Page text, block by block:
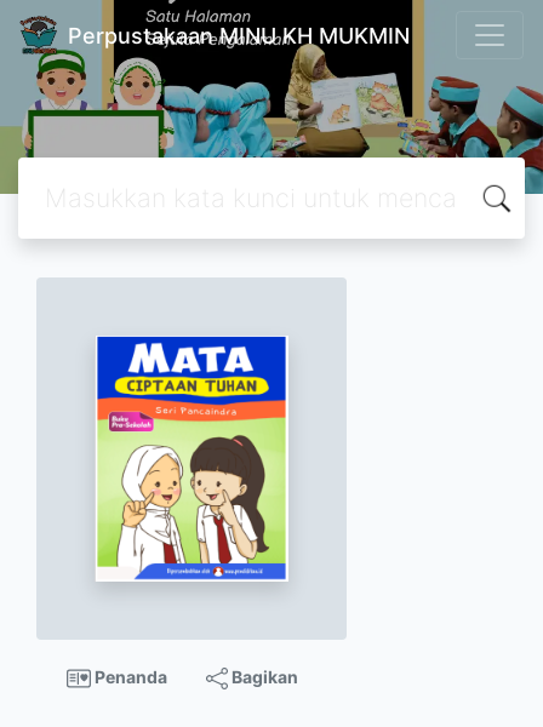
Perpustakaan MINU KH MUKMIN
Penanda Bagikan